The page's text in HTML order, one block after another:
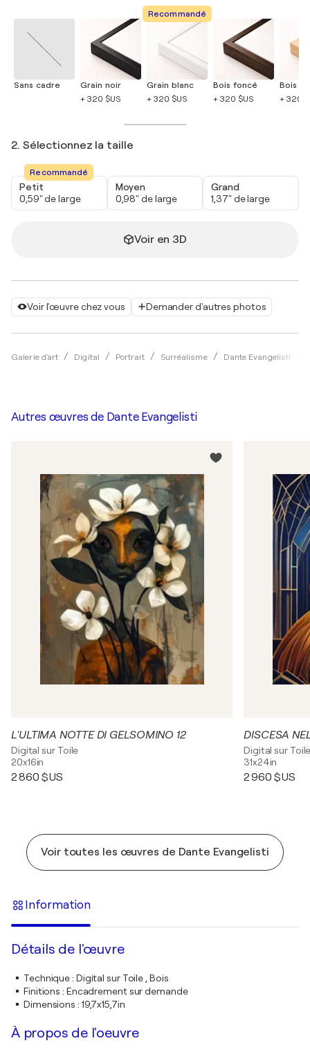
Voir l'œuvre chez vous Demander d'autres photos
Galerie d'art Digital Portrait Surréalisme Dante Evangelisti
Sans cadre
Grain noir
+ 320 $US
Recommandé
Grain blanc
+ 320 $US
Bois foncé
+ 320 $US
Bois
+ 320
2. Sélectionnez la taille
Recommandé
Petit
0,59" de large
Moyen
0,98" de large
Grand
1,37" de large
Voir en 3D
Autres œuvres de Dante Evangelisti
L'ULTIMA NOTTE DI GELSOMINO 12
Digital sur Toile
20x16in
2 860 $US
DISCESA
Digital sur
31x24in
2 960 $US
Voir toutes les œuvres de Dante Evangelisti
Information
Détails de l'œuvre
Technique: Digital sur Toile , Bois
Finitions : Encadrement sur demande
Dimensions : 19,7x15,7in
À propos de l'oeuvre